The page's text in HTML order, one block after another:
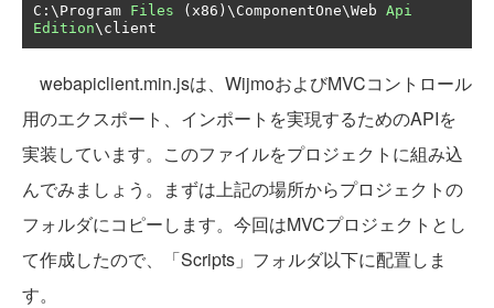
C : \Program Files ( x86 ) \ComponentOne\Web Api
Edition\client
webapiclient.min.jsは、WijmoおよびMVCコントロール
用のエクスポート、インポートを実現するためのAPIを
実装しています。このファイルをプロジェクトに組み込
んでみましょう。まずは上記の場所からプロジェクトの
フォルダにコピーします。今回はMVCプロジェクトとし
て作成したので、「Scripts」フォルダ以下に配置しま
す。